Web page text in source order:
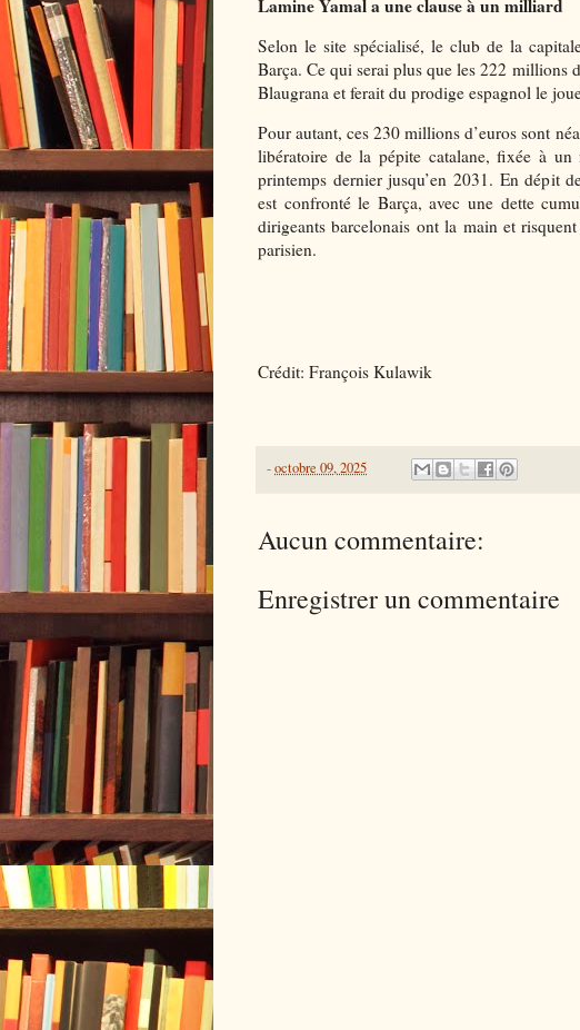
Lamine Yamal a une clause à un milliard
Selon le site spécialisé, le club de la
Barça. Ce qui serai plus que les 222 millions
Blaugrana et ferait du prodige espagnol le
Pour autant, ces 230 millions d’euros sont
libératoire de la pépite catalane, fixée à
printemps dernier jusqu’en 2031. En dépit
est confronté le Barça, avec une dette
dirigeants barcelonais ont la main et
parisien.
Crédit: François Kulawik
-octobre 09, 2025
Aucun commentaire:
Enregistrer un commentaire